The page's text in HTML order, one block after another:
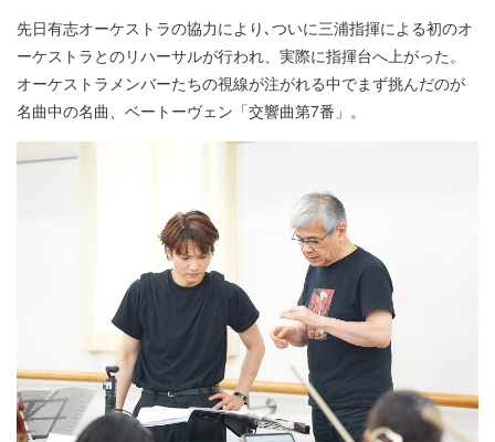
先日有志オーケストラの協力により､ついに三浦指揮による初のオ
ーケストラとのリハーサルが行われ、実際に指揮台へ上がった。
オーケストラメンバーたちの視線が注がれる中でまず挑んだのが
名曲中の名曲、ベートーヴェン「交響曲第7番」。